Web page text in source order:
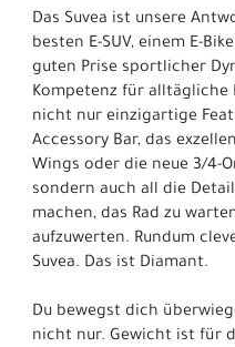
Das Suvea ist unsere
besten E-SUV, einem E-
guten Prise sportlicher
Kompetenz für alltägliche
nicht nur einzigartige
Accessory Bar, das
Wings oder die neue 3/4-
sondern auch all die
machen, das Rad zu
aufzuwerten. Rundum
Suvea. Das ist Diamant.
Du bewegst dich
nicht nur. Gewicht ist für